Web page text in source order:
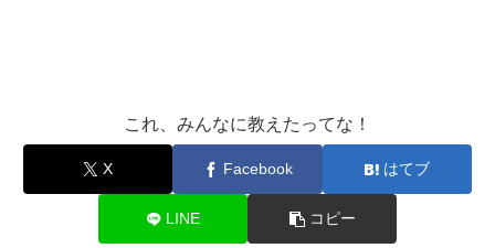
これ、みんなに教えたってな！
X Facebook はてブ
LINE コピー